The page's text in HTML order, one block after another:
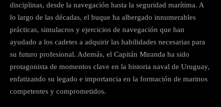
disciplinas, desde la navegación hasta la seguridad marítima. A
lo largo de las décadas, el buque ha albergado innumerables
prácticas, simulacros y ejercicios de navegación que han
ayudado a los cadetes a adquirir las habilidades necesarias para
su futuro profesional. Además, el Capitán Miranda ha sido
protagonista de momentos clave en la historia naval de Uruguay,
enfatizando su legado e importancia en la formación de marinos
competentes y comprometidos.